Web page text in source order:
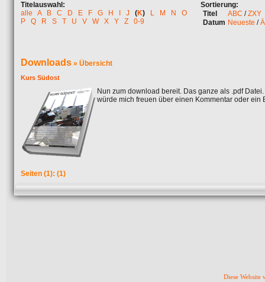
Titelauswahl:
alle
A B C D E F G H J (K) L M N
O
P
Q R S T U V W X Y Z 0-9
Sortierung:
Titel
ABC /ZXY
Datum Neueste /
Downloads » Übersicht
Kurs Südost
Nun zum download bereit. Das ganze als .pdf
würde mich freuen über einen Kommentar oder ein
Seiten (1): (1)
Diese Website